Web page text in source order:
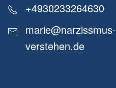
+4930233264630
marie@narzissmus-
verstehen.de